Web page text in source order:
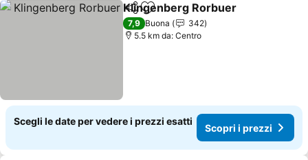
CondividiAggiungi ai preferiti
Klingenberg Rorbuer
7,9 Buona
342
5.5 km da: Centro
Scegli le date per vedere i prezzi esatti
Scopri i prezzi